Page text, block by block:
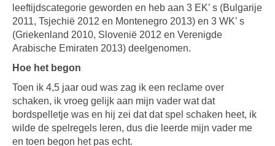
leeftijdscategorie geworden en heb aan 3 EK’ s (Bulgarije
2011, Tsjechië 2012 en Montenegro 2013) en 3 WK’ s
(Griekenland 2010, Slovenië 2012 en Verenigde
Arabische Emiraten 2013) deelgenomen.
Hoe het begon
Toen ik 4,5 jaar oud was zag ik een reclame over
schaken, ik vroeg gelijk aan mijn vader wat dat
bordspelletje was en hij zei dat dat spel schaken heet, ik
wilde de spelregels leren, dus die leerde mijn vader me
en toen begon het pas echt.